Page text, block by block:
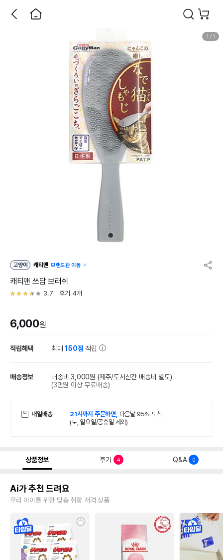
1 / 1
고양이 캐티맨 브랜드관 이동
캐티맨 쓰담 브러쉬
3.7 후기 4개
6,000원
적립혜택 최대150점 적립
배송정보 배송비 3,000원 (제주/도서산간 배송비 별도)
(3만원 이상 무료배송)
내일배송 21시까지 주문하면, 다음날 95% 도착
(토, 일요일/공휴일 제외)
상품정보 후기 4 Q&A 0
Ai가 추천 드려요
우리 아이를 위한 맞춤 취향 저격 상품